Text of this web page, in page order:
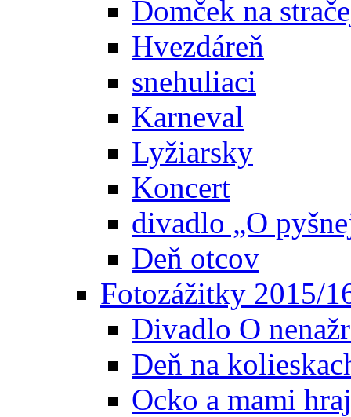
Domček na
Hvezdáreň
snehuliaci
Karneval
Lyžiarsky
Koncert
divadlo „O
Deň otcov
Fotozážitky 2015/
Divadlo O
Deň na
Ocko a mami